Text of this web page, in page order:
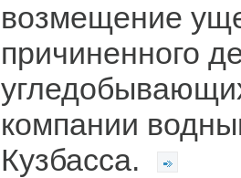
возмещение
причиненного
компании
Кузбасса.